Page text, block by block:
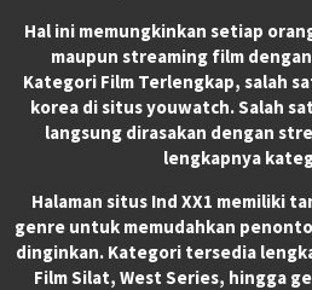
Hal ini memungkinkan setiap
maupun streaming film
Kategori Film Terlengkap, salah
korea di situs youwatch. Salah
langsung dirasakan dengan
lengkapnya
Halaman situs Ind XX1 memiliki
genre untuk memudahkan
dinginkan. Kategori tersedia
Film Silat, West Series, hingga